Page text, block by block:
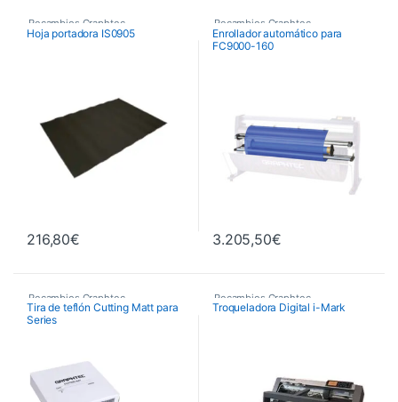
Recambios Graphtec
Hoja portadora IS0905
216,80€
Recambios Graphtec
Enrollador automático para
FC9000-160
3.205,50€
Recambios Graphtec
Tira de teflón Cutting Matt para
Series
Recambios Graphtec
Troqueladora Digital i-Mark